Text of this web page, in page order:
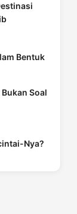
Bentuk
Soal
Nya?